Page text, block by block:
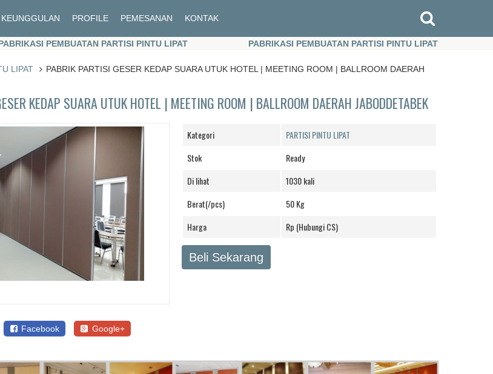
KEUNGGULAN PROFILE PEMESANAN KONTAK
PEMBUATAN PARTISI PINTU LIPAT PABRIKASI PEMBUATAN PARTISI PINTU LIPAT
LIPAT
PABRIK PARTISI GESER KEDAP SUARA UTUK HOTEL | MEETING ROOM | BALLROOM DAERAH
KEDAP SUARA UTUK HOTEL | MEETING ROOM | BALLROOM DAERAH JABODDETABEK
Facebook Google+
Kategori
PARTISI PINTU LIPAT
Stok
Ready
Di lihat
1030 kali
Berat(/pcs)
50 Kg
Harga
Rp (Hubungi CS)
Beli Sekarang